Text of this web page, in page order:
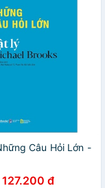
Câu Hỏi Lớn -
127.200 đ